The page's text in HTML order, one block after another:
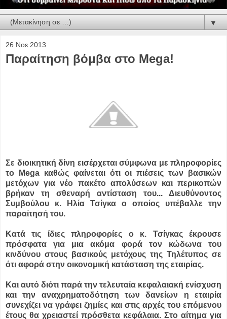
▼
26 Νοε 2013
Παραίτηση βόμβα στο Mega!
Σε διοικητική δίνη εισέρχεται σύμφωνα με πληροφορίες
το Mega καθώς φαίνεται ότι οι πιέσεις των βασικών
μετόχων για νέο πακέτο απολύσεων και περικοπών
βρήκαν τη σθεναρή αντίσταση του... Διευθύνοντος
Συμβούλου κ. Ηλία Τσίγκα ο οποίος υπέβαλλε την
παραίτησή του.
Κατά τις ίδιες πληροφορίες ο κ. Τσίγκας έκρουσε
πρόσφατα για μια ακόμα φορά τον κώδωνα του
κινδύνου στους βασικούς μετόχους της Τηλέτυπος σε
ότι αφορά στην οικονομική κατάσταση της εταιρίας.
Και αυτό διότι παρά την τελευταία κεφαλαιακή ενίσχυση
και την αναχρηματοδότηση των δανείων η εταιρία
συνεχίζει να γράφει ζημίες και στις αρχές του επόμενου
έτους θα χρειαστεί πρόσθετα κεφάλαια. Στο αίτημα για